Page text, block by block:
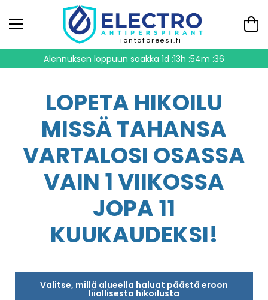
iontoforeesi.fi
Alennuksen loppuun saakka1d :13h :54m :35
LOPETA HIKOILU
MISSÄ TAHANSA
VARTALOSI OSASSA
VAIN 1 VIIKOSSA
JOPA 11
KUUKAUDEKSI!
Valitse, millä alueella haluat päästä eroon
liiallisesta hikoilusta